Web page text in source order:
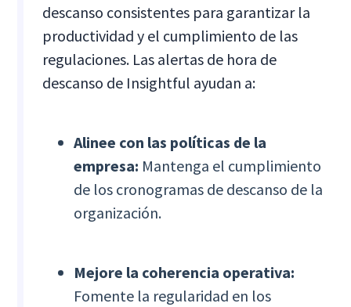
descanso consistentes para garantizar la
productividad y el cumplimiento de las
regulaciones. Las alertas de hora de
descanso de Insightful ayudan a:
Alinee con las políticas de la
empresa: Mantenga el cumplimiento
de los cronogramas de descanso de la
organización.
Mejore la coherencia operativa:
Fomente la regularidad en los